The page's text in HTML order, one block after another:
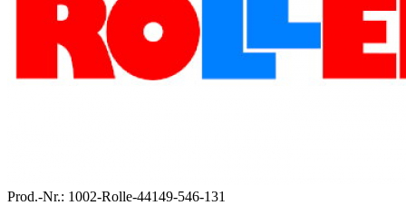
Prod.-Nr.: 1002-Rolle-44149-546-131